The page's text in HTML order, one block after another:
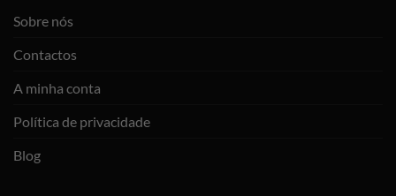
Sobre nós
Contactos
A minha conta
Política de privacidade
Blog